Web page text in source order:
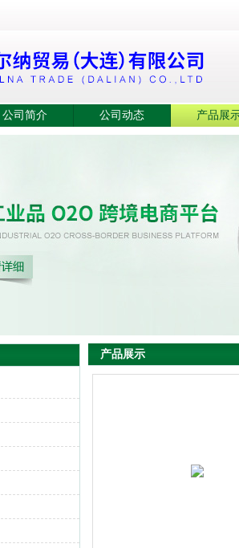
公司简介 公司动态 产品展
产品展示